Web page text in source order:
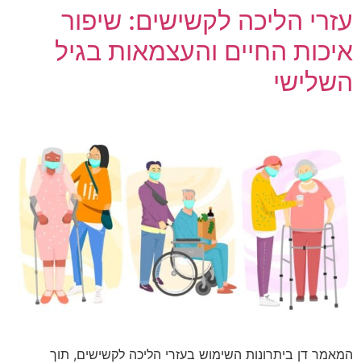
עזרי הליכה לקשישים: שיפור
איכות החיים והעצמאות בגיל
השלישי
המאמר דן ביתרונות השימוש בעזרי הליכה לקשישים, תוך